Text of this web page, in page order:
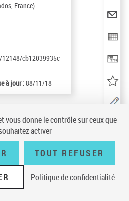
France)
12148/cb12039935c
à jour :88/11/18
A propos |
| V 23.1.0
vous donne le contrôle sur ceux que
activer
TOUT REFUSER
Politique de confidentialité